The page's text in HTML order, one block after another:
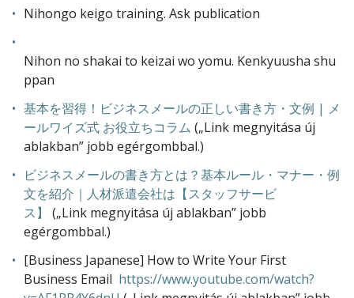
Nihongo keigo training. Ask publication
Nihon no shakai to keizai wo yomu. Kenkyuusha shu
ppan
基本を習得！ビジネスメールの正しい書き方・文例 | メ
ールワイズ式 お役立ちコラム („Link megnyitása új
ablakban” jobb egérgombbal.)
ビジネスメールの書き方とは？基本ルール・マナー・例
文を紹介｜人材派遣会社は【スタッフサービ
ス】
(„Link megnyitása új ablakban” jobb
egérgombbal.)
[Business Japanese] How to Write Your First
Business Email https://www.youtube.com/watch?